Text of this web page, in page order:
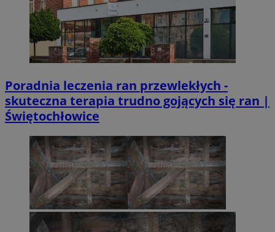
Poradnia leczenia ran przewlekłych -
skuteczna terapia trudno gojących się ran |
Świętochłowice